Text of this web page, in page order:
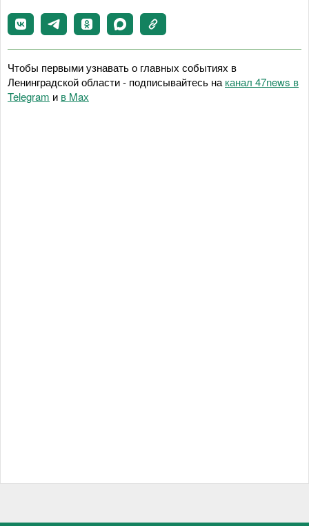
Чтобы первыми узнавать о главных событиях в
Ленинградской области - подписывайтесь на канал 47news в
Telegram и в Maх